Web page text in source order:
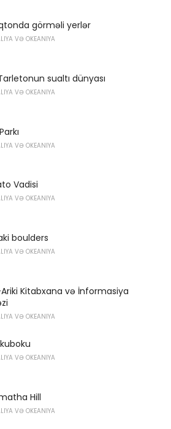
görməli yerlər
VƏ OKEANIYA
sualtı dünyası
VƏ OKEANIYA
VƏ OKEANIYA
Vadisi
VƏ OKEANIYA
boulders
VƏ OKEANIYA
Kitabxana və İnformasiya
VƏ OKEANIYA
VƏ OKEANIYA
Hill
VƏ OKEANIYA